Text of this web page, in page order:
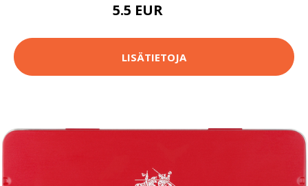
5.5 EUR
LISÄTIETOJA